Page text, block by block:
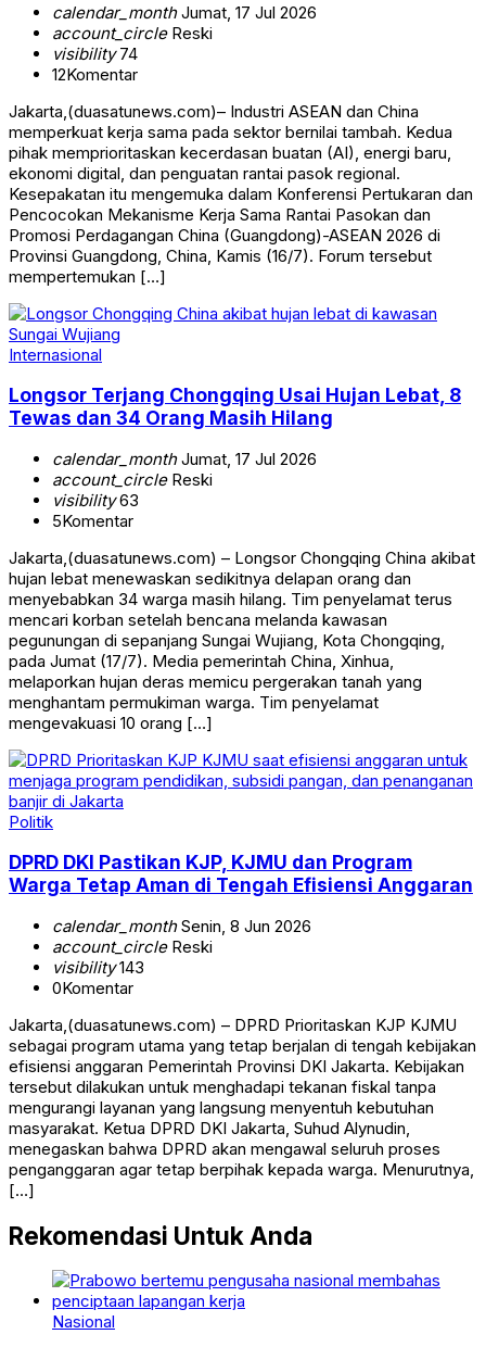
calendar_monthJumat, 17 Jul 2026
account_circleReski
visibility74
12Komentar
Jakarta,(duasatunews.com)– Industri ASEAN dan China
memperkuat kerja sama pada sektor bernilai tambah. Kedua
pihak memprioritaskan kecerdasan buatan (AI), energi baru,
ekonomi digital, dan penguatan rantai pasok regional.
Kesepakatan itu mengemuka dalam Konferensi Pertukaran dan
Pencocokan Mekanisme Kerja Sama Rantai Pasokan dan
Promosi Perdagangan China (Guangdong)-ASEAN 2026 di
Provinsi Guangdong, China, Kamis (16/7). Forum tersebut
mempertemukan […]
Internasional
Longsor Terjang Chongqing Usai Hujan Lebat, 8
Tewas dan 34 Orang Masih Hilang
calendar_monthJumat, 17 Jul 2026
account_circleReski
visibility63
5Komentar
Jakarta,(duasatunews.com) – Longsor Chongqing China akibat
hujan lebat menewaskan sedikitnya delapan orang dan
menyebabkan 34 warga masih hilang. Tim penyelamat terus
mencari korban setelah bencana melanda kawasan
pegunungan di sepanjang Sungai Wujiang, Kota Chongqing,
pada Jumat (17/7). Media pemerintah China, Xinhua,
melaporkan hujan deras memicu pergerakan tanah yang
menghantam permukiman warga. Tim penyelamat
mengevakuasi 10 orang […]
Politik
DPRD DKI Pastikan KJP, KJMU dan Program
Warga Tetap Aman di Tengah Efisiensi Anggaran
calendar_monthSenin, 8 Jun 2026
account_circleReski
visibility143
0Komentar
Jakarta,(duasatunews.com) – DPRD Prioritaskan KJP KJMU
sebagai program utama yang tetap berjalan di tengah kebijakan
efisiensi anggaran Pemerintah Provinsi DKI Jakarta. Kebijakan
tersebut dilakukan untuk menghadapi tekanan fiskal tanpa
mengurangi layanan yang langsung menyentuh kebutuhan
masyarakat. Ketua DPRD DKI Jakarta, Suhud Alynudin,
menegaskan bahwa DPRD akan mengawal seluruh proses
penganggaran agar tetap berpihak kepada warga. Menurutnya,
[…]
Rekomendasi Untuk Anda
Nasional